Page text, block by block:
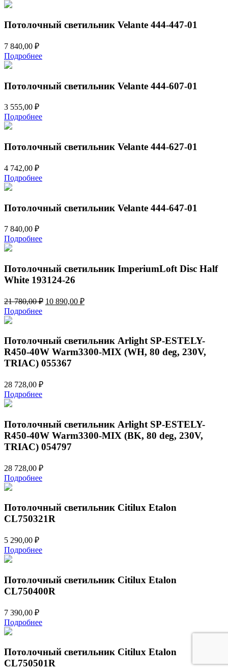
Потолочный светильник Velante 444-447-01
7 840,00 ₽
Подробнее
Потолочный светильник Velante 444-607-01
3 555,00 ₽
Подробнее
Потолочный светильник Velante 444-627-01
4 742,00 ₽
Подробнее
Потолочный светильник Velante 444-647-01
7 840,00 ₽
Подробнее
Потолочный светильник ImperiumLoft Disc Half
White 193124-26
21 780,00₽ Первоначальная
780,00 ₽.
10 890,00 ₽Текущая
Подробнее
Потолочный светильник Arlight SP-ESTELY-
R450-40W Warm3300-MIX (WH, 80 deg, 230V,
TRIAC) 055367
28 728,00 ₽
Подробнее
Потолочный светильник Arlight SP-ESTELY-
R450-40W Warm3300-MIX (BK, 80 deg, 230V,
TRIAC) 054797
28 728,00 ₽
Подробнее
Потолочный светильник Citilux Etalon
CL750321R
5 290,00 ₽
Подробнее
Потолочный светильник Citilux Etalon
CL750400R
7 390,00 ₽
Подробнее
Потолочный светильник Citilux Etalon
CL750501R